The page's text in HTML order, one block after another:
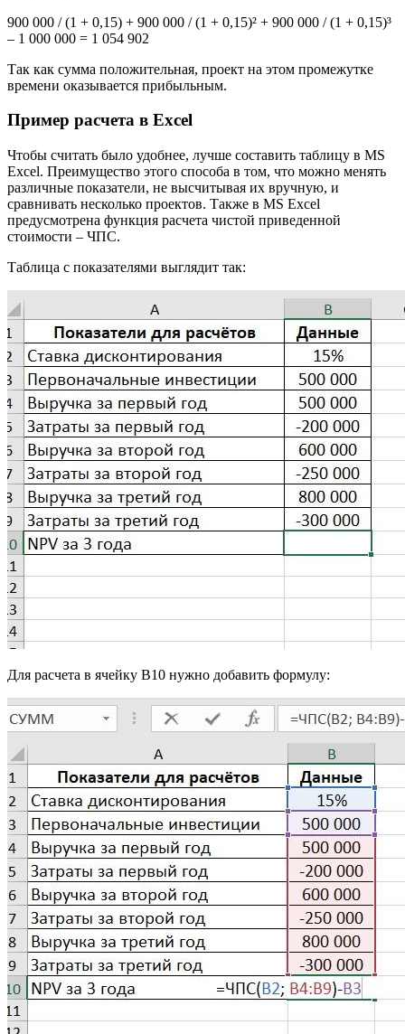
900 000 / (1 + 0,15) + 900 000 / (1 + 0,15)² + 900 000 / (1 + 0,15)³
– 1 000 000 = 1 054 902
Так как сумма положительная, проект на этом промежутке
времени оказывается прибыльным.
Пример расчета в Excel
Чтобы считать было удобнее, лучше составить таблицу в MS
Excel. Преимущество этого способа в том, что можно менять
различные показатели, не высчитывая их вручную, и
сравнивать несколько проектов. Также в MS Excel
предусмотрена функция расчета чистой приведенной
стоимости – ЧПС.
Таблица с показателями выглядит так:
Для расчета в ячейку B10 нужно добавить формулу: